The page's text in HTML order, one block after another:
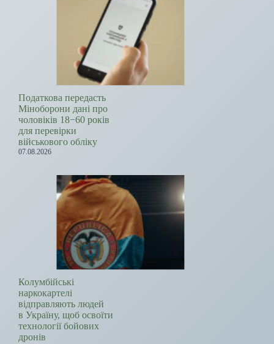
Податкова передасть
Міноборони дані про
чоловіків 18−60 років
для перевірки
військового обліку
07.08.2026
Колумбійські
наркокартелі
відправляють людей
в Україну, щоб освоїти
технології бойових
дронів